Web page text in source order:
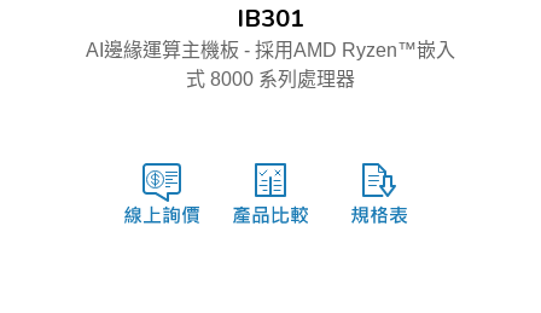
IB301
AI邊緣運算主機板 - 採用AMD Ryzen™嵌入
式 8000 系列處理器